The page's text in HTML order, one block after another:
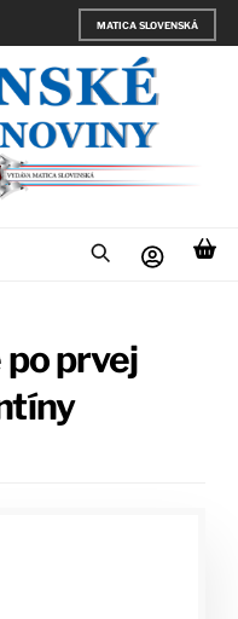
MATICA SLOVENSKÁ
po prvej